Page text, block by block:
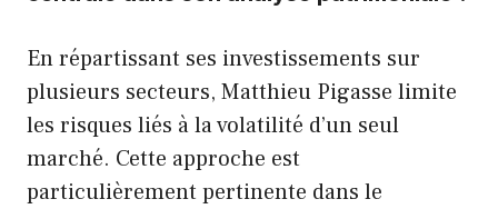
En répartissant ses investissements sur
plusieurs secteurs, Matthieu Pigasse limite
les risques liés à la volatilité d’un seul
marché. Cette approche est
particulièrement pertinente dans le